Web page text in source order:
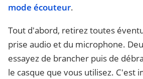
mode écouteur.
Tout d'abord, retirez toutes
prise audio et du microphone.
essayez de brancher puis de
le casque que vous utilisez. C'est